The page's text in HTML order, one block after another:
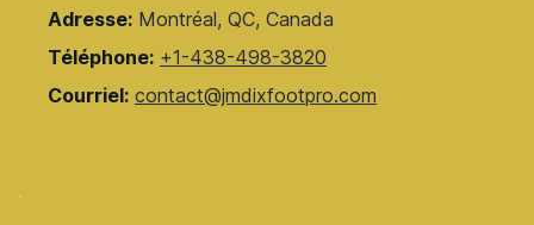
Adresse: Montréal, QC, Canada
Téléphone: +1-438-498-3820
Courriel: contact@jmdixfootpro.com